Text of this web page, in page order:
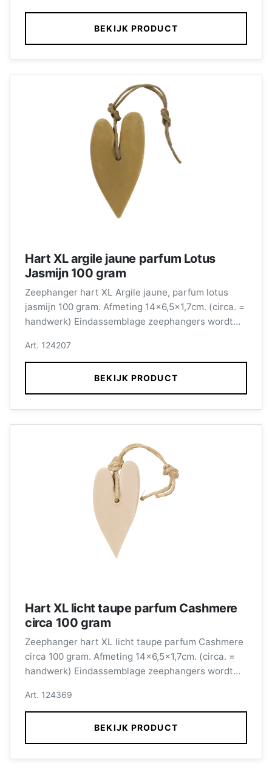
BEKIJK PRODUCT
Hart XL argile jaune parfum Lotus
Jasmijn 100 gram
Zeephanger hart XL Argile jaune, parfum lotus
jasmijn 100 gram. Afmeting 14x6,5x1,7cm. (circa. =
handwerk) Eindassemblage zeephangers wordt
de arbeidsmarkt.
Art. 124207
BEKIJK PRODUCT
Hart XL licht taupe parfum Cashmere
circa 100 gram
Zeephanger hart XL licht taupe parfum Cashmere
circa 100 gram. Afmeting 14x6,5x1,7cm. (circa. =
handwerk) Eindassemblage zeephangers wordt
de arbeidsmarkt.
Art. 124369
BEKIJK PRODUCT